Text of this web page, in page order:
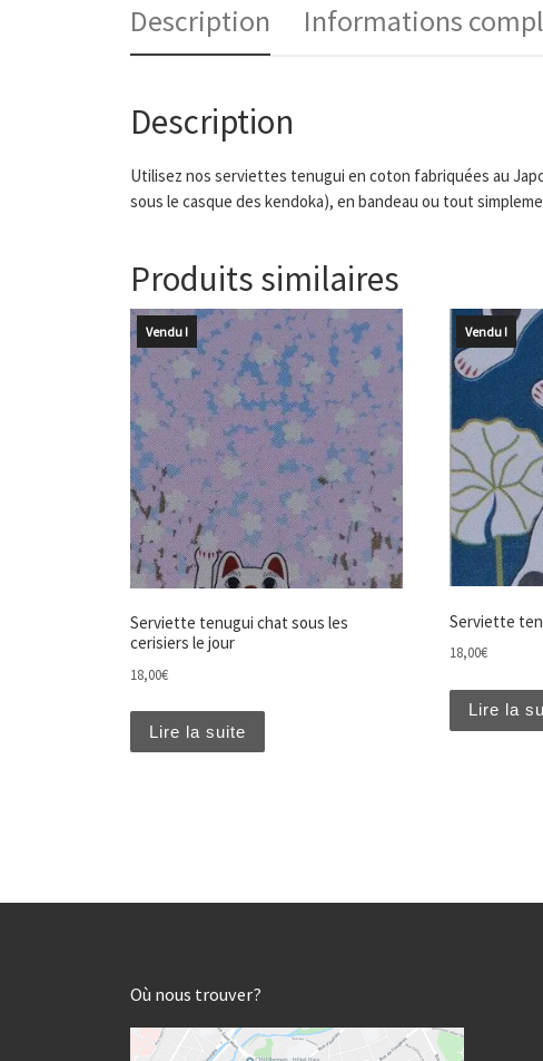
Description Informations
Description
Utilisez nos serviettes tenugui en coton fabriquées au
sous le casque des kendoka), en bandeau ou tout
Produits similaires
Vendu !
Serviette tenugui chat sous les
cerisiers le jour
18,00€
Lire la suite
Vendu !
Serviette
18,00€
Lire la
Où nous trouver?